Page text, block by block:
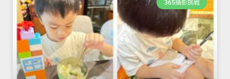
365攝影挑戰